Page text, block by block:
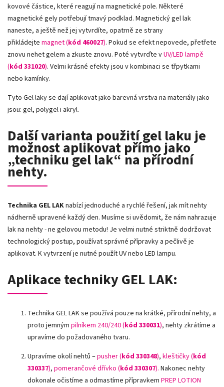
kovové částice, které reagují na magnetické pole. Některé
magnetické gely potřebují tmavý podklad. Magnetický gel lak
naneste, a ještě než jej vytvrdíte, opatrně ze strany
přikládejte magnet (kód 460027). Pokud se efekt nepovede, přetřete
znovu nehet gelem a zkuste znovu. Poté vytvrďte vUV/LED lampě
(kód 331020). Velmi krásné efekty jsou v kombinaci se třpytkami
nebo kamínky.
Tyto Gel laky se dají aplikovat jako barevná vrstva na materiály jako
jsou: gel, polygel i akryl.
Další varianta použití gel laku je
možnost aplikovat přímo jako
„techniku gel lak“ na přírodní
nehty.
Technika GEL LAKnabízí jednoduché a rychlé řešení, jak mít nehty
nádherně upravené každý den. Musíme si uvědomit, že nám nahrazuje
lak na nehty - ne gelovou metodu! Je velmi nutné striktně dodržovat
technologický postup, používat správné přípravky a pečlivě je
aplikovat. K vytvrzení je nutné použít UV nebo LED lampu.
Aplikace techniky GEL LAK:
Technika GEL LAK se používá pouze na krátké, přírodní nehty, a
proto jemným pilníkem 240/240 (kód 330031), nehty zkrátíme a
upravíme do požadovaného tvaru.
Upravíme okolí nehtů –pusher (kód 330348), kleštičky (kód
330337), pomerančové dřívko (kód 330307). Nakonec nehty
dokonale očistíme a odmastíme přípravkem PREP LOTION